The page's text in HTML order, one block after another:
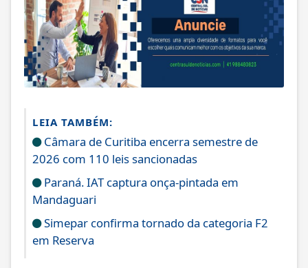
LEIA TAMBÉM:
Câmara de Curitiba encerra semestre de
2026 com 110 leis sancionadas
Paraná. IAT captura onça-pintada em
Mandaguari
Simepar confirma tornado da categoria F2
em Reserva